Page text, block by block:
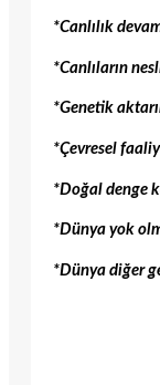
*Canlılık
*Canlıların
*Genetik
*Çevresel
*Doğal denge
*Dünya yok
*Dünya diğer